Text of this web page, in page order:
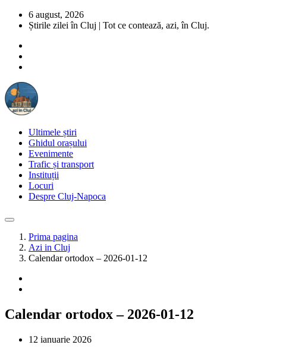
6 august, 2026
Știrile zilei în Cluj | Tot ce contează, azi, în Cluj.
Ultimele știri
Ghidul orașului
Evenimente
Trafic și transport
Instituții
Locuri
Despre Cluj-Napoca
Prima pagina
Azi in Cluj
Calendar ortodox – 2026-01-12
Calendar ortodox – 2026-01-12
12 ianuarie 2026